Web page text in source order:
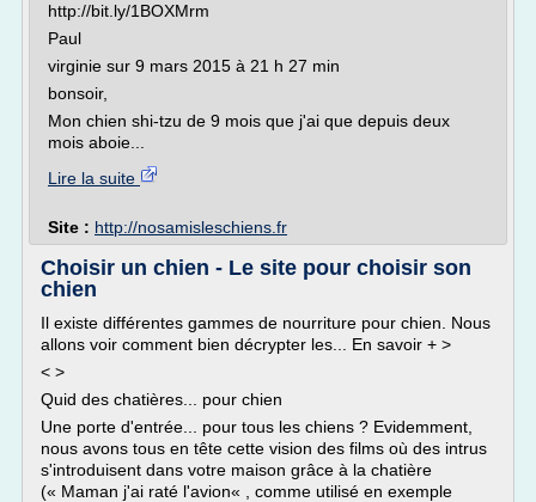
http://bit.ly/1BOXMrm
Paul
virginie sur 9 mars 2015 à 21 h 27 min
bonsoir,
Mon chien shi-tzu de 9 mois que j'ai que depuis deux
mois aboie...
Lire la suite
Site : http://nosamisleschiens.fr
Choisir un chien - Le site pour choisir son
chien
Il existe différentes gammes de nourriture pour chien. Nous
allons voir comment bien décrypter les... En savoir + >
< >
Quid des chatières... pour chien
Une porte d'entrée... pour tous les chiens ? Evidemment,
nous avons tous en tête cette vision des films où des intrus
s'introduisent dans votre maison grâce à la chatière
(« Maman j'ai raté l'avion« , comme utilisé en exemple